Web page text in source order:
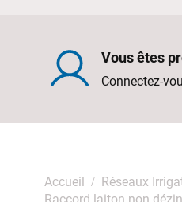
Vous êtes
Connectez-
Accueil Réseaux